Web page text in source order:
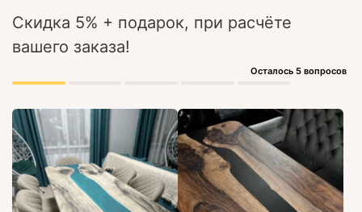
Скидка 5% + подарок, при расчёте
вашего заказа!
Осталось 5 вопросов